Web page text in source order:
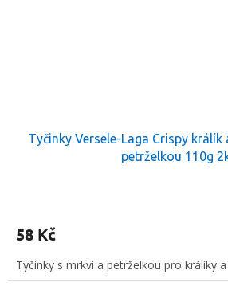
Tyčinky Versele-Laga Crispy králík
petrželkou 110g
58 Kč
Tyčinky s mrkví a petrželkou pro králíky